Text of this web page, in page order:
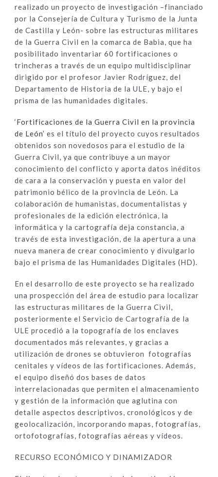
realizado un proyecto de investigación –financiado
por la Consejería de Cultura y Turismo de la Junta
de Castilla y León- sobre las estructuras militares
de la Guerra Civil en la comarca de Babia, que ha
posibilitado inventariar 60 fortificaciones o
trincheras a través de un equipo multidisciplinar
dirigido por el profesor Javier Rodríguez, del
Departamento de Historia de la ULE, y bajo el
prisma de las humanidades digitales.
‘Fortificaciones de la Guerra Civil en la provincia
de León’ es el título del proyecto cuyos resultados
obtenidos son novedosos para el estudio de la
Guerra Civil, ya que contribuye a un mayor
conocimiento del conflicto y aporta datos inéditos
de cara a la conservación y puesta en valor del
patrimonio bélico de la provincia de León. La
colaboración de humanistas, documentalistas y
profesionales de la edición electrónica, la
informática y la cartografía deja constancia, a
través de esta investigación, de la apertura a una
nueva manera de crear conocimiento y divulgarlo
bajo el prisma de las Humanidades Digitales (HD).
En el desarrollo de este proyecto se ha realizado
una prospección del área de estudio para localizar
las estructuras militares de la Guerra Civil,
posteriormente el Servicio de Cartografía de la
ULE procedió a la topografía de los enclaves
documentados más relevantes, y gracias a
utilización de drones se obtuvieron fotografías
cenitales y vídeos de las fortificaciones. Además,
el equipo diseñó dos bases de datos
interrelacionadas que permiten el almacenamiento
y gestión de la información que aglutina con
detalle aspectos descriptivos, cronológicos y de
geolocalización, incorporando mapas, fotografías,
ortofotografías, fotografías aéreas y vídeos.
RECURSO ECONÓMICO Y DINAMIZADOR